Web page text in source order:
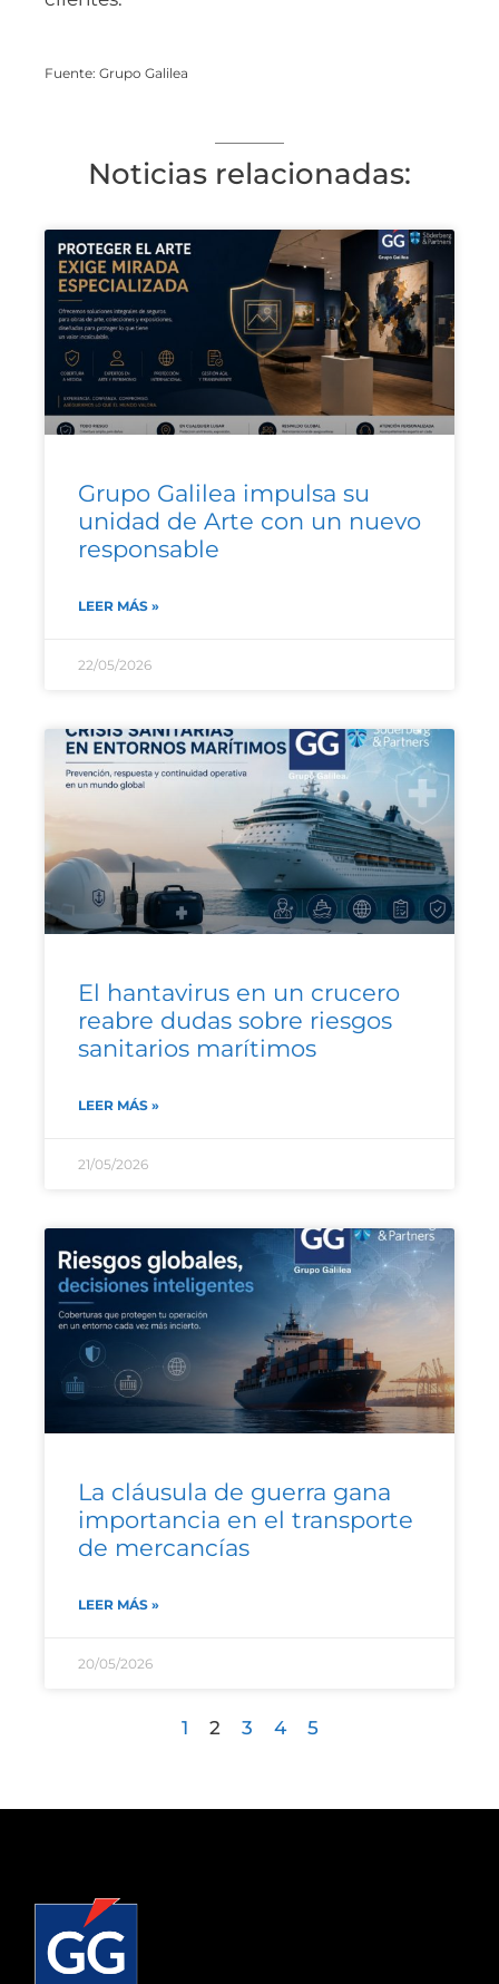
Fuente: Grupo Galilea
Noticias relacionadas:
Grupo Galilea impulsa su
unidad de Arte con un nuevo
responsable
LEER MÁS »
22/05/2026
El hantavirus en un crucero
reabre dudas sobre riesgos
sanitarios marítimos
LEER MÁS »
21/05/2026
La cláusula de guerra gana
importancia en el transporte
de mercancías
LEER MÁS »
20/05/2026
1 2 3 4 5